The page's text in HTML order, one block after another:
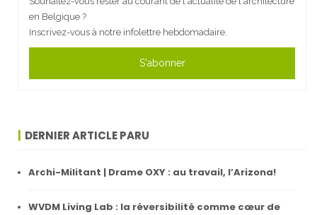
en Belgique ?
Inscrivez-vous à notre infolettre hebdomadaire.
S'abonner
DERNIER ARTICLE PARU
Archi-Militant | Drame OXY : au travail, l’Arizona!
WVDM Living Lab : la réversibilité comme cœur de